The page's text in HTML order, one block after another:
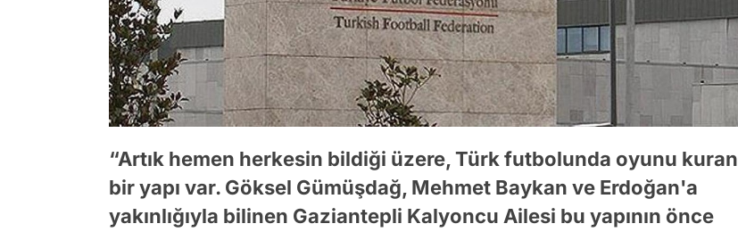
“Artık hemen herkesin bildiği üzere, Türk futbolunda oyunu kuran
bir yapı var. Göksel Gümüşdağ, Mehmet Baykan ve Erdoğan'a
yakınlığıyla bilinen Gaziantepli Kalyoncu Ailesi bu yapının önce